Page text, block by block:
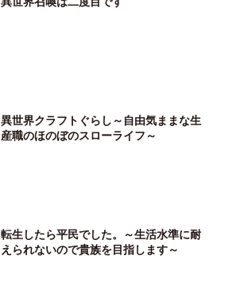
異世界クラフトぐらし～自由気ままな生
産職のほのぼのスローライフ～
転生したら平民でした。～生活水準に耐
えられないので貴族を目指します～